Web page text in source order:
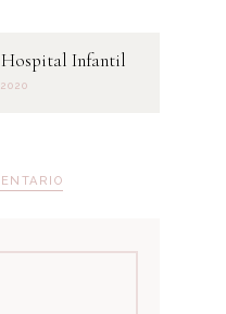
Hospital Infantil